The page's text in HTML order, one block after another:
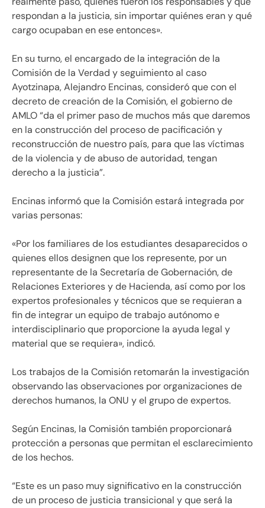
respondan a la justicia, sin importar quiénes eran y qué
cargo ocupaban en ese entonces».
En su turno, el encargado de la integración de la
Comisión de la Verdad y seguimiento al caso
Ayotzinapa, Alejandro Encinas, consideró que con el
decreto de creación de la Comisión, el gobierno de
AMLO “da el primer paso de muchos más que daremos
en la construcción del proceso de pacificación y
reconstrucción de nuestro país, para que las víctimas
de la violencia y de abuso de autoridad, tengan
derecho a la justicia”.
Encinas informó que la Comisión estará integrada por
varias personas:
«Por los familiares de los estudiantes desaparecidos o
quienes ellos designen que los represente, por un
representante de la Secretaría de Gobernación, de
Relaciones Exteriores y de Hacienda, así como por los
expertos profesionales y técnicos que se requieran a
fin de integrar un equipo de trabajo autónomo e
interdisciplinario que proporcione la ayuda legal y
material que se requiera», indicó.
Los trabajos de la Comisión retomarán la investigación
observando las observaciones por organizaciones de
derechos humanos, la ONU y el grupo de expertos.
Según Encinas, la Comisión también proporcionará
protección a personas que permitan el esclarecimiento
de los hechos.
“Este es un paso muy significativo en la construcción
de un proceso de justicia transicional y que será la